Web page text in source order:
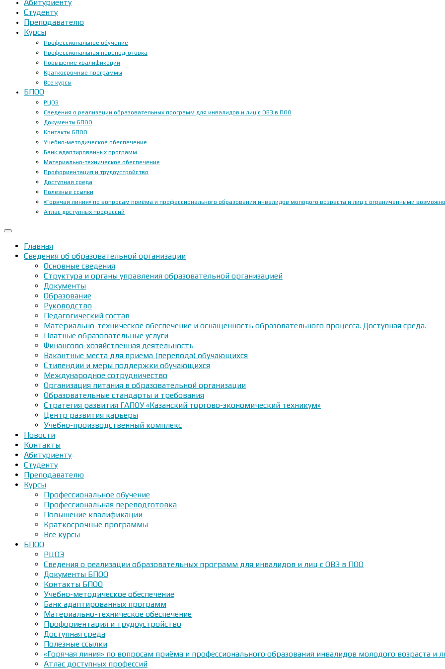
Абитуриенту
Студенту
Преподавателю
Курсы
Профессиональное обучение
Профессиональная переподготовка
Повышение квалификации
Краткосрочные программы
Все курсы
БПОО
РЦОЭ
Сведения о реализации образовательных программ для инвалидов и лиц с ОВЗ в ПОО
Документы БПОО
Контакты БПОО
Учебно-методическое обеспечение
Банк адаптированных программ
Материально-техническое обеспечение
Профориентация и трудоустройство
Доступная среда
Полезные ссылки
«Горячая линия» по вопросам приёма и профессионального образования инвалидов молодого возраста и лиц с ограниченными
Атлас доступных профессий
Главная
Сведения об образовательной организации
Основные сведения
Структура и органы управления образовательной организацией
Документы
Образование
Руководство
Педагогический состав
Материально-техническое обеспечение и оснащенность образовательного процесса. Доступная среда.
Платные образовательные услуги
Финансово-хозяйственная деятельность
Вакантные места для приема (перевода) обучающихся
Стипендии и меры поддержки обучающихся
Международное сотрудничество
Организация питания в образовательной организации
Образовательные стандарты и требования
Стратегия развития ГАПОУ «Казанский торгово-экономический техникум»
Центр развития карьеры
Учебно-производственный комплекс
Новости
Контакты
Абитуриенту
Студенту
Преподавателю
Курсы
Профессиональное обучение
Профессиональная переподготовка
Повышение квалификации
Краткосрочные программы
Все курсы
БПОО
РЦОЭ
Сведения о реализации образовательных программ для инвалидов и лиц с ОВЗ в ПОО
Документы БПОО
Контакты БПОО
Учебно-методическое обеспечение
Банк адаптированных программ
Материально-техническое обеспечение
Профориентация и трудоустройство
Доступная среда
Полезные ссылки
«Горячая линия» по вопросам приёма и профессионального образования инвалидов молодого возраста
Атлас доступных профессий